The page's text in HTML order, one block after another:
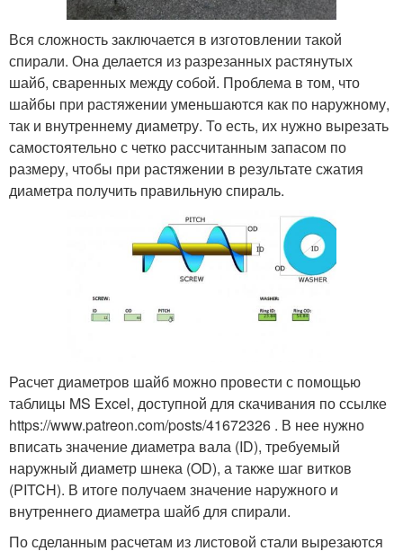
Вся сложность заключается в изготовлении такой
спирали. Она делается из разрезанных растянутых
шайб, сваренных между собой. Проблема в том, что
шайбы при растяжении уменьшаются как по наружному,
так и внутреннему диаметру. То есть, их нужно вырезать
самостоятельно с четко рассчитанным запасом по
размеру, чтобы при растяжении в результате сжатия
диаметра получить правильную спираль.
Расчет диаметров шайб можно провести с помощью
таблицы MS Excel, доступной для скачивания по ссылке
https://www.patreon.com/posts/41672326 . В нее нужно
вписать значение диаметра вала (ID), требуемый
наружный диаметр шнека (OD), а также шаг витков
(PITCH). В итоге получаем значение наружного и
внутреннего диаметра шайб для спирали.
По сделанным расчетам из листовой стали вырезаются